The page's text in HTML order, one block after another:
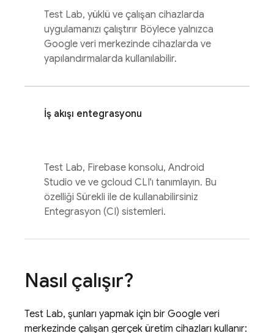
Test Lab, yüklü ve çalışan cihazlarda
uygulamanızı çalıştırır Böylece yalnızca
Google veri merkezinde cihazlarda ve
yapılandırmalarda kullanılabilir.
İş akışı entegrasyonu
Test Lab, Firebase konsolu, Android
Studio ve ve gcloud CLI'ı tanımlayın. Bu
özelliği Sürekli ile de kullanabilirsiniz
Entegrasyon (CI) sistemleri.
Nasıl çalışır?
Test Lab, şunları yapmak için bir Google veri
merkezinde çalışan gerçek üretim cihazları kullanır: